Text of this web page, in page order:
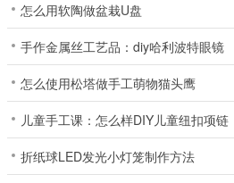
怎么用软陶做盆栽U盘
手作金属丝工艺品：diy哈利波特眼镜
怎么使用松塔做手工萌物猫头鹰
儿童手工课：怎么样DIY儿童纽扣项链
折纸球LED发光小灯笼制作方法